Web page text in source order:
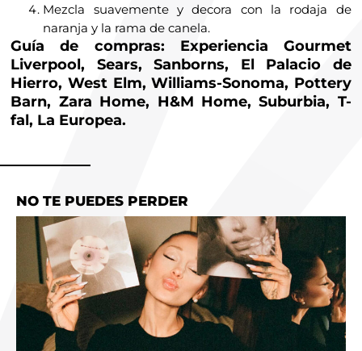
Mezcla suavemente y decora con la rodaja de
naranja y la rama de canela.
Guía de compras: Experiencia Gourmet
Liverpool, Sears, Sanborns, El Palacio de
Hierro, West Elm, Williams-Sonoma, Pottery
Barn, Zara Home, H&M Home, Suburbia, T-
fal, La Europea.
NO TE PUEDES PERDER